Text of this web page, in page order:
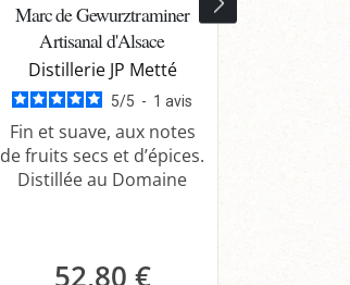
Marc de Gewurztraminer
Artisanal d'Alsace
Distillerie JP Metté
5/5 - 1 avis
Fin et suave, aux notes
de fruits secs et d’épices.
Distillée au Domaine
52,80 €